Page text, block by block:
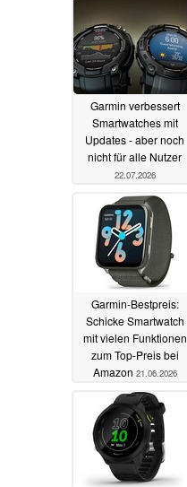
Garmin verbessert
Smartwatches mit
Updates - aber noch
nicht für alle Nutzer
22.07.2026
Garmin-Bestpreis:
Schicke Smartwatch
mit vielen Funktionen
zum Top-Preis bei
Amazon 21.06.2026